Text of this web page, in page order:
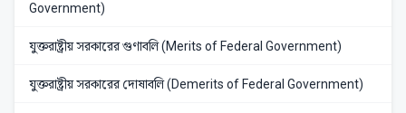
Government)
যুক্তরাষ্ট্রীয় সরকারের গুণাবলি (Merits of Federal Government)
যুক্তরাষ্ট্রীয় সরকারের দোষাবলি (Demerits of Federal Government)